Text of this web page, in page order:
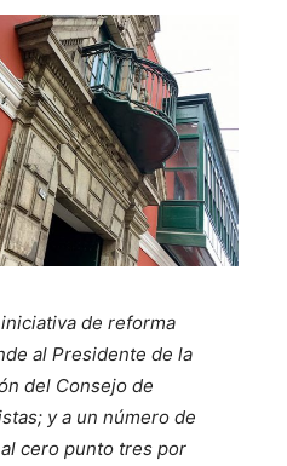
de reforma
al Presidente de la
del Consejo de
y a un número de
cero punto tres por